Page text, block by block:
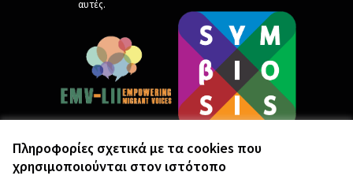
Πληροφορίες σχετικά με τα cookies που
χρησιμοποιούνται στον ιστότοπο
αυτές.